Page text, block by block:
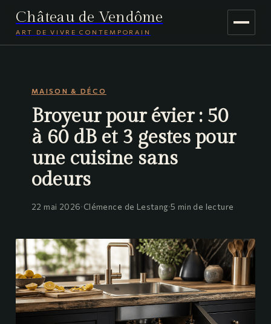
Château de Vendôme
ART DE VIVRE CONTEMPORAIN
JARDINAGE
VOYAGE
MAISON & DÉCO
Broyeur pour évier : 50
à 60 dB et 3 gestes pour
une cuisine sans
odeurs
22 mai 2026·Clémence de Lestang·5 min de lecture